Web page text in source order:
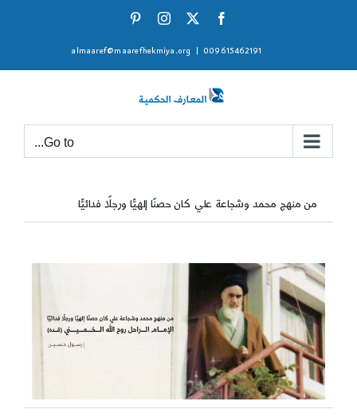
Facebook
X
Instagram
009615462191
almaaref@maarefhekmiya.org
Go to...
من منهج محمد وشجاعة علي كان حصنًا إلهيًّا ورجلًا فدائيًّا